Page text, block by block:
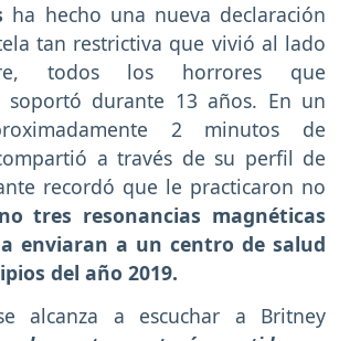
ha hecho una nueva declaración
tan restrictiva que vivió al lado
todos los horrores que
soportó durante 13 años. En un
2 minutos de
a través de su perfil de
recordó que le practicaron no
tres resonancias magnéticas
enviaran a un centro de salud
del año 2019.
alcanza a escuchar a Britney